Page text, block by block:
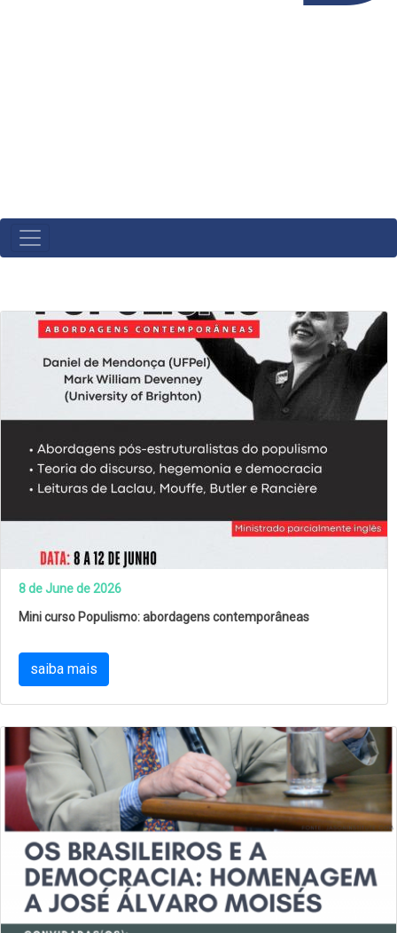
MAIN
NAVIGATION
8 de June de 2026
Mini curso Populismo: abordagens contemporâneas
saiba mais